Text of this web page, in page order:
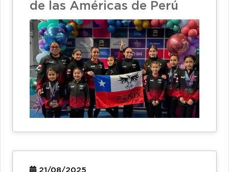
de las Américas de Perú
21/08/2025